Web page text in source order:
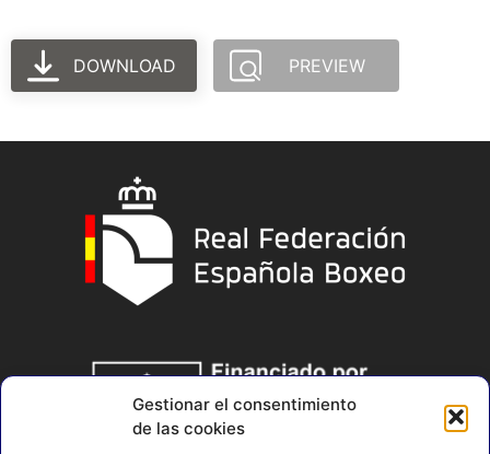
Gestionar el consentimiento
de las cookies
DOWNLOAD PREVIEW